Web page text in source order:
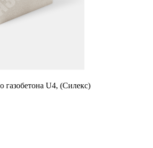
газобетона U4, (Силекс)